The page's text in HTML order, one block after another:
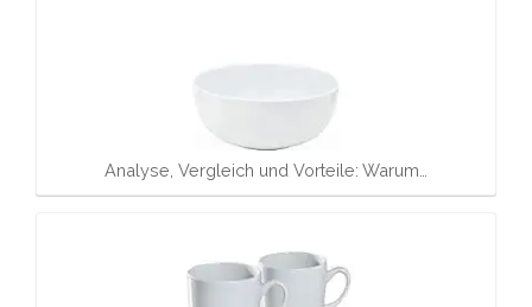
Analyse, Vergleich und Vorteile: Warum…